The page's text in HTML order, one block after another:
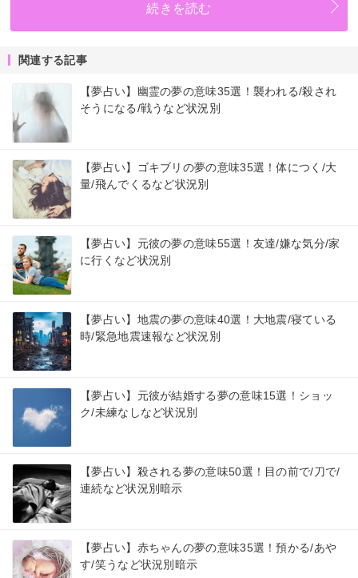
続きを読む
関連する記事
【夢占い】幽霊の夢の意味35選！襲われる/殺され
そうになる/戦うなど状況別
【夢占い】ゴキブリの夢の意味35選！体につく/大
量/飛んでくるなど状況別
【夢占い】元彼の夢の意味55選！友達/嫌な気分/家
に行くなど状況別
【夢占い】地震の夢の意味40選！大地震/寝ている
時/緊急地震速報など状況別
【夢占い】元彼が結婚する夢の意味15選！ショッ
ク/未練なしなど状況別
【夢占い】殺される夢の意味50選！目の前で/刀で/
連続など状況別暗示
【夢占い】赤ちゃんの夢の意味35選！預かる/あや
す/笑うなど状況別暗示